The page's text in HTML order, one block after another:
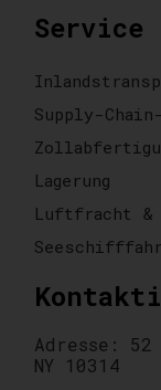
Service
Supply-
Lagerung
Luftfracht &
Adresse:
NY 10314